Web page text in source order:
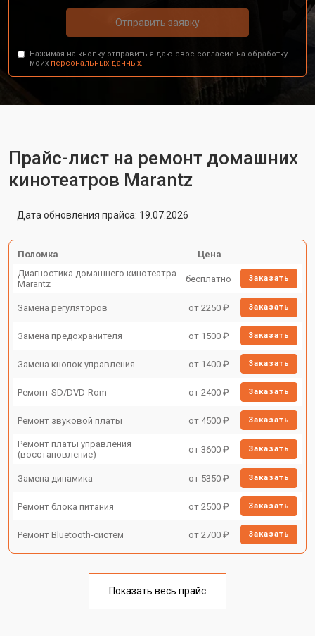
Отправить заявку
Нажимая на кнопку отправить я даю свое согласие на обработку
моих персональных данных.
Прайс-лист на ремонт домашних
кинотеатров Marantz
Дата обновления прайса: 19.07.2026
Поломка
Цена
Диагностика домашнего кинотеатра
Marantz
бесплатно Заказать
Замена регуляторов от 2250 ₽ Заказать
Замена предохранителя от 1500 ₽ Заказать
Замена кнопок управления от 1400 ₽ Заказать
Ремонт SD/DVD-Rom от 2400 ₽ Заказать
Ремонт звуковой платы от 4500 ₽ Заказать
Ремонт платы управления
(восстановление)
от 3600 ₽ Заказать
Замена динамика от 5350 ₽ Заказать
Ремонт блока питания от 2500 ₽ Заказать
Ремонт Bluetooth-систем от 2700 ₽ Заказать
Показать весь прайс